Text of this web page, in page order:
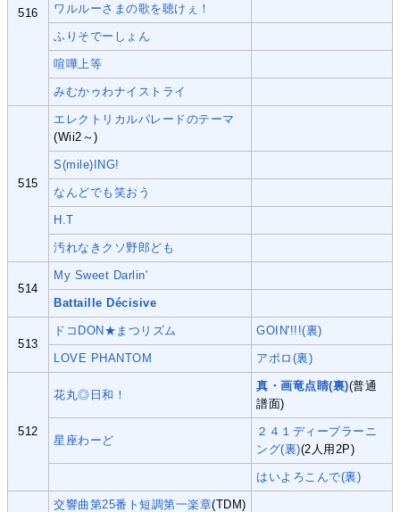
516 ワルルーさまの歌を聴けぇ！
ふりそでーしょん
喧嘩上等
みむかゥわナイストライ
515
エレクトリカルパレードのテーマ
(Wii2～)
S(mile)ING!
なんどでも笑おう
H.T
汚れなきクソ野郎ども
514
My Sweet Darlin'
Battaille Décisive
513
ドコDON★まつリズム GOIN'!!!(裏)
LOVE PHANTOM アポロ(裏)
512
花丸◎日和！
真・画竜点睛(裏)(普通
譜面)
星座わーど
２４１ディープラーニ
ング(裏)(2人用2P)
はいよろこんで(裏)
交響曲第25番ト短調第一楽章(TDM)